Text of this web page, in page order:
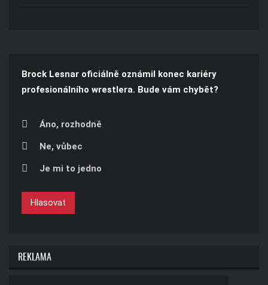
Brock Lesnar oficiálně oznámil konec kariéry
profesionálního wrestlera. Bude vám chybět?
Áno, rozhodně
Ne, vůbec
Je mi to jedno
Hlasovat
REKLAMA